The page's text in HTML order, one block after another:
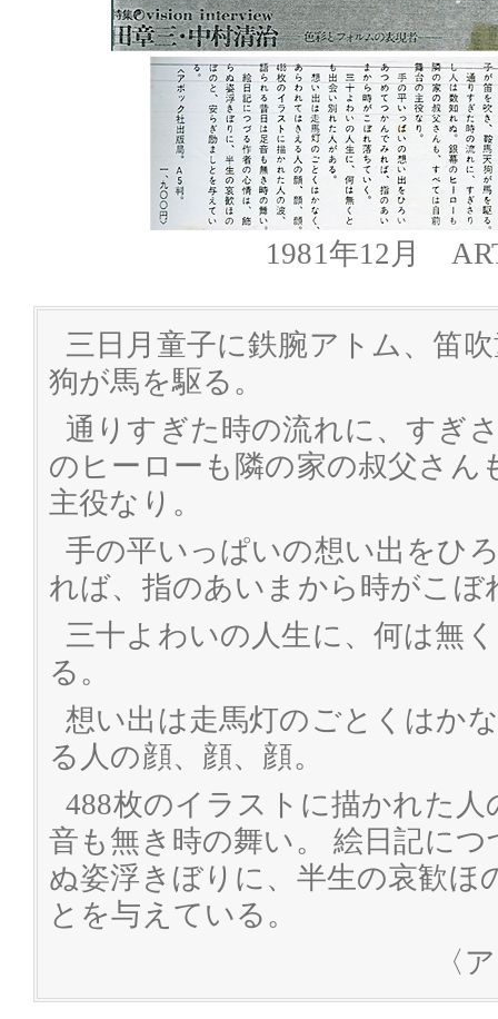
1981年12月
三日月童子に鉄腕アトム、笛
狗が馬を駆る。
通りすぎた時の流れに、すぎ
のヒーローも隣の家の叔父さん
主役なり。
手の平いっぱいの想い出をひ
れば、指のあいまから時がこぼ
三十よわいの人生に、何は無
る。
想い出は走馬灯のごとくはか
る人の顔、顔、顔。
488枚のイラストに描かれた
音も無き時の舞い。 絵日記に
ぬ姿浮きぼりに、半生の哀歓ほ
とを与えている。
〈